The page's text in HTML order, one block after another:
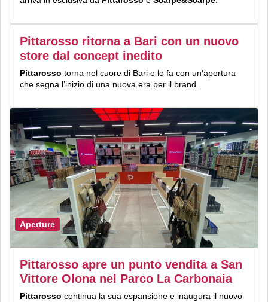
Pittarosso ritorna a Bari con un nuovo
store dal concept inedito
Pittarosso torna nel cuore di Bari e lo fa con un’apertura
che segna l’inizio di una nuova era per il brand.
Aperture
Pittarosso apre un punto vendita a San
Vittore Olona nel Parco La Carbonaia
Pittarosso continua la sua espansione e inaugura il nuovo